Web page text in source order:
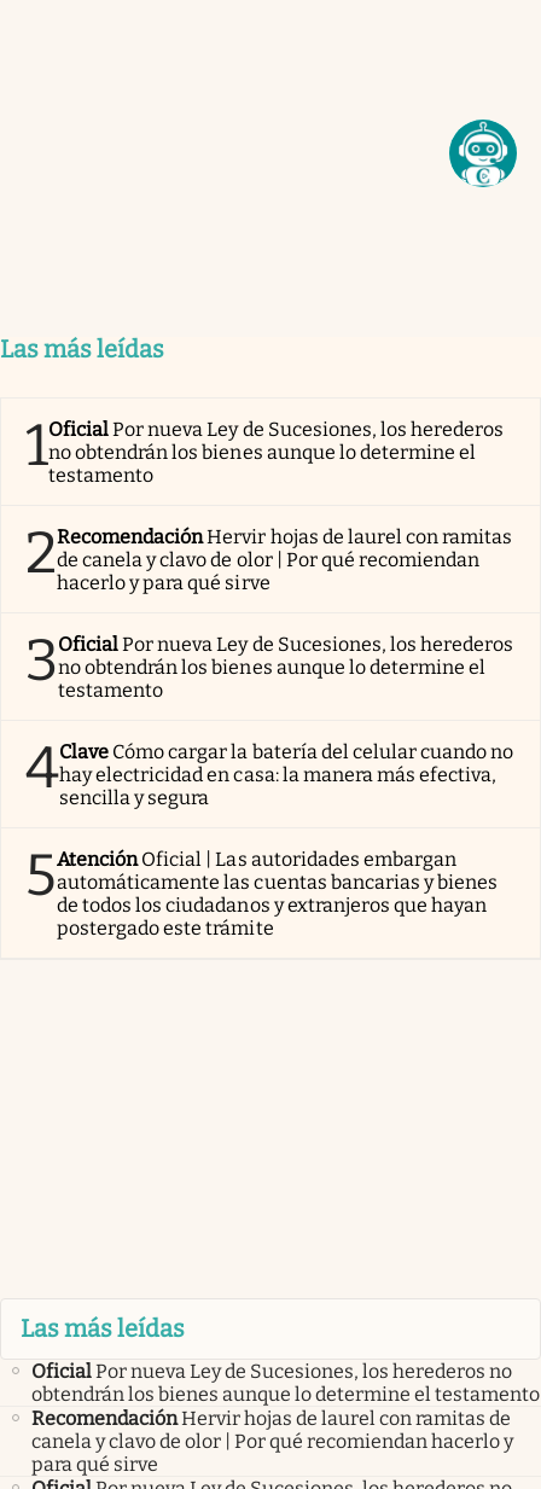
Las más leídas
1OficialPor nueva Ley de Sucesiones, los herederos
no obtendrán los bienes aunque lo determine el
testamento
2RecomendaciónHervir hojas de laurel con ramitas
de canela y clavo de olor | Por qué recomiendan
hacerlo y para qué sirve
3OficialPor nueva Ley de Sucesiones, los herederos
no obtendrán los bienes aunque lo determine el
testamento
4Clave Cómo cargar la batería del celular cuando no
hay electricidad en casa: la manera más efectiva,
sencilla y segura
5AtenciónOficial | Las autoridades embargan
automáticamente las cuentas bancarias y bienes
de todos los ciudadanos y extranjeros que hayan
postergado este trámite
Las más leídas
OficialPor nueva Ley de Sucesiones, los herederos no
obtendrán los bienes aunque lo determine el testamento
RecomendaciónHervir hojas de laurel con ramitas de
canela y clavo de olor | Por qué recomiendan hacerlo y
para qué sirve